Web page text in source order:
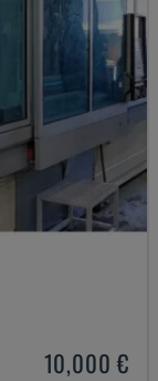
10,000 €